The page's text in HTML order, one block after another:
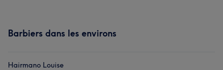
Barbiers dans les environs
Hairmano Louise